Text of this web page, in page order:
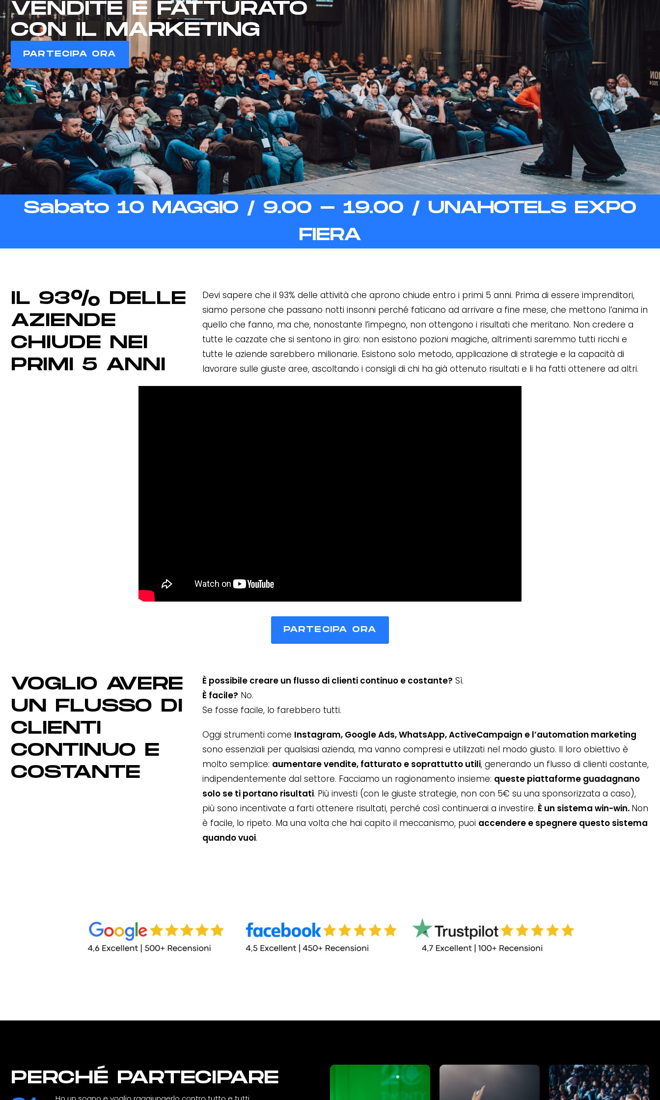
VENDITE E FATTURATO
CON IL MARKETING
PARTECIPA ORA
Sabato 10 MAGGIO / 9.00 - 19.00 / UNAHOTELS EXPO
FIERA
IL 93% DELLE
AZIENDE
CHIUDE NEI
PRIMI 5 ANNI
Devi sapere che il 93% delle attività che aprono chiude entro i primi 5 anni. Prima di essere imprenditori,
siamo persone che passano notti insonni perché faticano ad arrivare a fine mese, che mettono l’anima in
quello che fanno, ma che, nonostante l’impegno, non ottengono i risultati che meritano. Non credere a
tutte le cazzate che si sentono in giro: non esistono pozioni magiche, altrimenti saremmo tutti ricchi e
tutte le aziende sarebbero milionarie. Esistono solo metodo, applicazione di strategie e la capacità di
lavorare sulle giuste aree, ascoltando i consigli di chi ha già ottenuto risultati e li ha fatti ottenere ad altri.
PARTECIPA ORA
VOGLIO AVERE
UN FLUSSO DI
CLIENTI
CONTINUO E
COSTANTE
È possibile creare un flusso di clienti continuo e costante? Sì.
È facile? No.
Se fosse facile, lo farebbero tutti.
Oggi strumenti come Instagram, Google Ads, WhatsApp, ActiveCampaign e l’automation marketing
sono essenziali per qualsiasi azienda, ma vanno compresi e utilizzati nel modo giusto. Il loro obiettivo è
molto semplice: aumentare vendite, fatturato e soprattutto utili, generando un flusso di clienti costante,
indipendentemente dal settore. Facciamo un ragionamento insieme: queste piattaforme guadagnano
solo se ti portano risultati. Più investi (con le giuste strategie, non con 5€ su una sponsorizzata a caso),
più sono incentivate a farti ottenere risultati, perché così continuerai a investire. È un sistema win-win. Non
è facile, lo ripeto. Ma una volta che hai capito il meccanismo, puoi accendere e spegnere questo sistema
quando vuoi.
PERCHÉ PARTECIPARE